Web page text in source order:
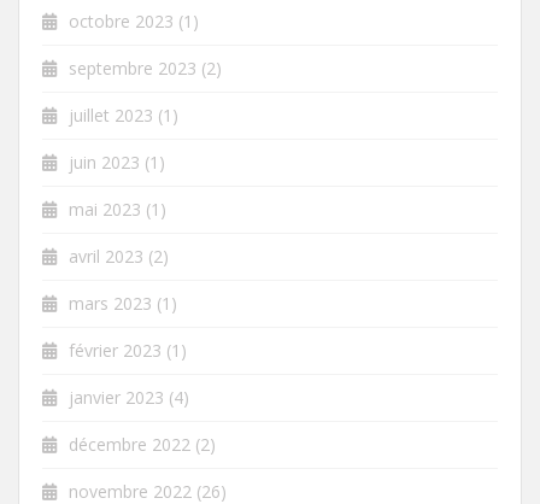
octobre 2023 (1)
septembre 2023 (2)
juillet 2023 (1)
juin 2023 (1)
mai 2023 (1)
avril 2023 (2)
mars 2023 (1)
février 2023 (1)
janvier 2023 (4)
décembre 2022 (2)
novembre 2022 (26)